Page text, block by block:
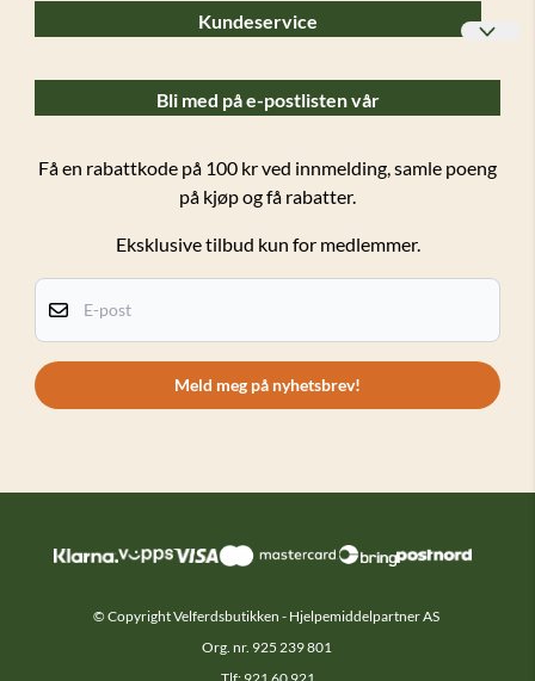
Kundeservice
Ofte stilte spørsmål (FAQ)
Forsendelser og retur
Salgsbetingelser
Personvern
Kundeklubb
Bli med på e-postlisten vår
Få en rabattkode på 100 kr ved innmelding, samle poeng
på kjøp og få rabatter.
Eksklusive tilbud kun for medlemmer.
Meld meg på nyhetsbrev!
© Copyright Velferdsbutikken - Hjelpemiddelpartner AS
Org. nr. 925 239 801